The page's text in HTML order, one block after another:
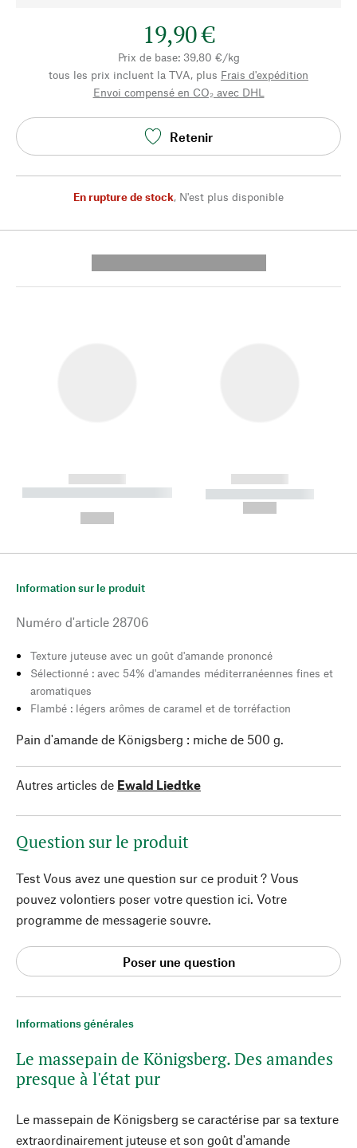
19,90 €
Prix de base: 39,80 €/kg
tous les prix incluent la TVA, plus Frais d'expédition
Envoi compensé en CO₂ avec DHL
Retenir
En rupture de stock, N'est plus disponible
------------
----------- ----------- --------
------------
----------- -----------
Informations générales
Le massepain de Königsberg. Des amandes
presque à l'état pur
Le massepain de Königsberg se caractérise par sa texture
extraordinairement juteuse et son goût d'amande
Information sur le produit
Numéro d'article 28706
Texture juteuse avec un goût d'amande prononcé
Sélectionné : avec 54% d'amandes méditerranéennes fines et
aromatiques
Flambé : légers arômes de caramel et de torréfaction
Pain d'amande de Königsberg : miche de 500 g.
Autres articles de Ewald Liedtke
Question sur le produit
Test Vous avez une question sur ce produit ? Vous
pouvez volontiers poser votre question ici. Votre
programme de messagerie souvre.
Poser une question